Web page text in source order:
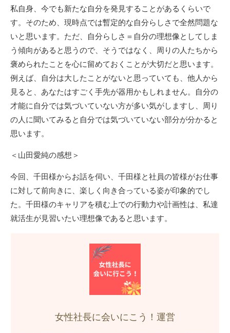
私自身、今でも新たな自分を発見することがあるくらいで
す。そのため、現時点では暫定的な自分らしさで全然問題な
いと思います。ただ、自分らしさ＝自分の理想像としてしま
う傾向があると思うので、そうではなく、周りの人たちから
褒められたことを心に留めておくことが大切だと思います。
例えば、自分は大したことがないと思っていても、他人から
見ると、あなたはすごく手先が器用かもしれません。自分の
才能に自分では気づいていない方が多い気がしますし、周り
の人に聞いてみると自分では気づいていない部分が分かると
思います。
＜山田愛純の感想＞
今回、千田様からお話を伺い、千田様と社員の皆様がお仕事
に対して前向きに、楽しく向き合っている姿が印象的でし
た。千田様のキャリアを積む上での行動力や計画性は、私達
就活生が見習いたい理想像であると思います。
女性社長に会いにこう！運営